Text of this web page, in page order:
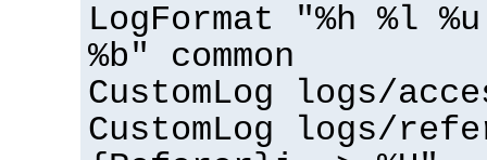
LogFormat "%h %l
%b" common
CustomLog logs/
CustomLog logs/